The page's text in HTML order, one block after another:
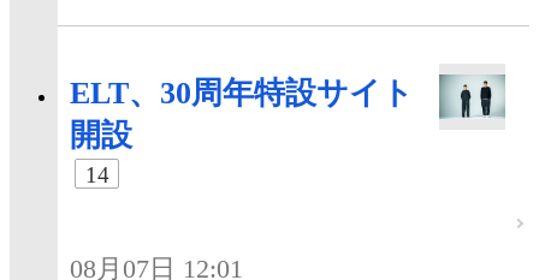
ELT、30周年特設サイト
開設
14
08月07日 12:01